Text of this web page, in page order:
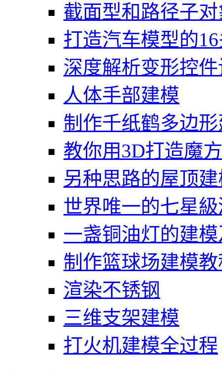
截面型和路径子
打造汽车模型的
深度解析变形控
人体手部建模
制作千纸鹤多边
教你用3D打造魔方
另种思路的屋顶
世界唯一的七星
一盏铜油灯的建
制作篮球场建模
渲染不锈钢
三维支架建模
打火机建模全过程